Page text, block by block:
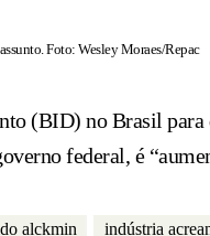
Foto: Wesley Moraes/Repac
(BID) no Brasil
federal, é
alckmin indústria